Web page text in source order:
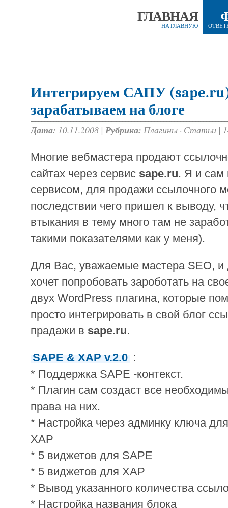
ГЛАВНАЯ
НА ГЛАВНУЮ
Интегрируем САПУ
зарабатываем на блоге
Дата: 10.11.2008 | Рубрика: Плагины · Статьи |
Многие вебмастера продают
сайтах через сервис sape.ru. Я и сам
сервисом, для продажи ссылочного
последствии чего пришел к выводу,
втыкания в тему много там не
такими показателями как у меня).
Для Вас, уважаемые мастера SEO, и
хочет попробовать зароботать на
двух WordPress плагина, которые
просто интегрировать в свой блог
прадажи в sape.ru.
SAPE & XAP v.2.0 :
* Поддержка SAPE -контекст.
* Плагин сам создаст все
права на них.
* Настройка через админку ключа
XAP
* 5 виджетов для SAPE
* 5 виджетов для XAP
* Вывод указанного количества
* Настройка названия блока